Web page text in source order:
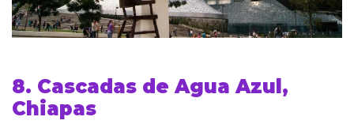
8. Cascadas de Agua Azul,
Chiapas